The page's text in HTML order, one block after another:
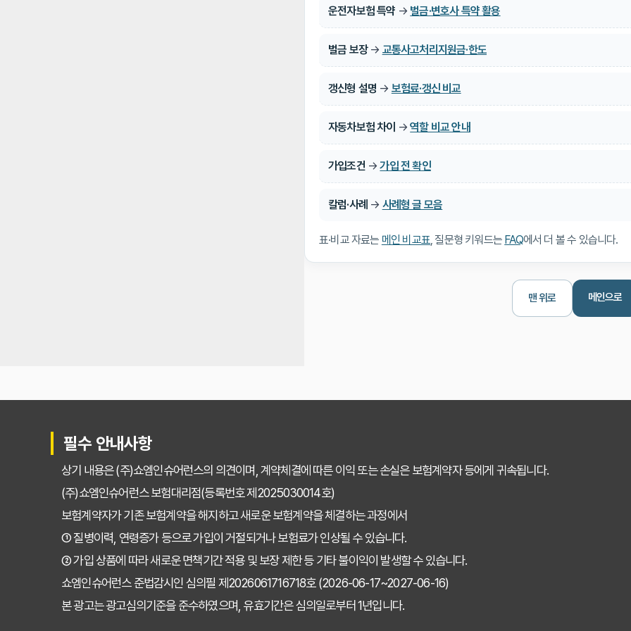
운전자보험 특약 → 벌금·변호사 특약 활용
벌금 보장→ 교통사고처리지원금·한도
갱신형 설명 → 보험료·갱신 비교
자동차보험 차이 →역할 비교 안내
가입조건→가입 전 확인
칼럼·사례 → 사례형 글 모음
표·비교 자료는 메인 비교표, 질문형 키워드는 FAQ에서 더 볼 수 있습니다.
맨 위로 메인으로
필수 안내사항
상기 내용은 (주)쇼엠인슈어런스의 의견이며, 계약체결에 따른 이익 또는 손실은 보험계약자 등에게 귀속됩니다.
(주)쇼엠인슈어런스 보험대리점(등록번호 제2025030014호)
보험계약자가 기존 보험계약을 해지하고 새로운 보험계약을 체결하는 과정에서
① 질병이력, 연령증가 등으로 가입이 거절되거나 보험료가 인상될 수 있습니다.
② 가입 상품에 따라 새로운 면책기간 적용 및 보장 제한 등 기타 불이익이 발생할 수 있습니다.
쇼엠인슈어런스 준법감시인 심의필 제2026061716718호 (2026-06-17~2027-06-16)
본 광고는 광고심의기준을 준수하였으며, 유효기간은 심의일로부터 1년입니다.